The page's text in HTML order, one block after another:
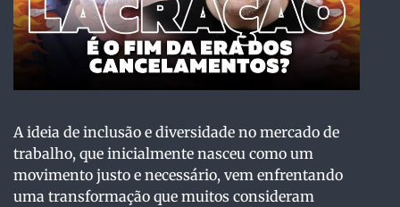
A ideia de inclusão e diversidade no mercado de
trabalho, que inicialmente nasceu como um
movimento justo e necessário, vem enfrentando
uma transformação que muitos consideram